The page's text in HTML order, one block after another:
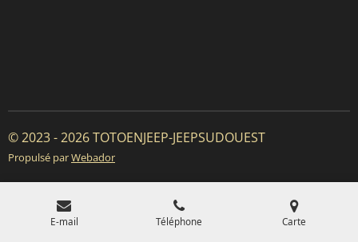
© 2023 - 2026 TOTOENJEEP-JEEPSUDOUEST
Propulsé parWebador
E-mail Téléphone Carte